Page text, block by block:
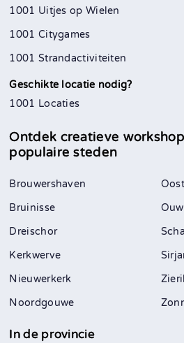
1001 Uitjes op Wielen
1001 Citygames
1001 Strandactiviteiten
Geschikte locatie nodig?
1001 Locaties
Ontdek creatieve
populaire steden
Brouwershaven
Bruinisse
Dreischor
Kerkwerve
Nieuwerkerk
Noordgouwe
In de provincie